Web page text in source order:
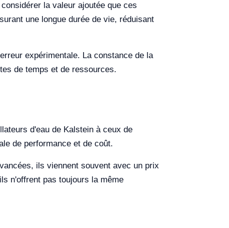
la valeur ajoutée que ces
une longue durée de vie, réduisant
expérimentale. La constance de la
de temps et de ressources.
d'eau de Kalstein à ceux de
de performance et de coût.
ils viennent souvent avec un prix
n'offrent pas toujours la même